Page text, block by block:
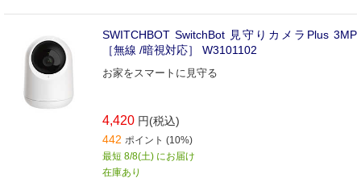
SWITCHBOT SwitchBot 見守りカメラPlus 3MP
［無線 /暗視対応］ W3101102
お家をスマートに見守る
4,420 円(税込)
442 ポイント (10%)
最短 8/8(土) にお届け
在庫あり